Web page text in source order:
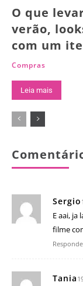
O que
verão,
com um
Compras
Leia mais
Sergio
E aai, ja
filme
Tania